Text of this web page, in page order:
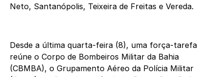
Neto, Santanópolis, Teixeira de Freitas e Vereda.
Desde a última quarta-feira (8), uma força-tarefa
reúne o Corpo de Bombeiros Militar da Bahia
(CBMBA), o Grupamento Aéreo da Polícia Militar